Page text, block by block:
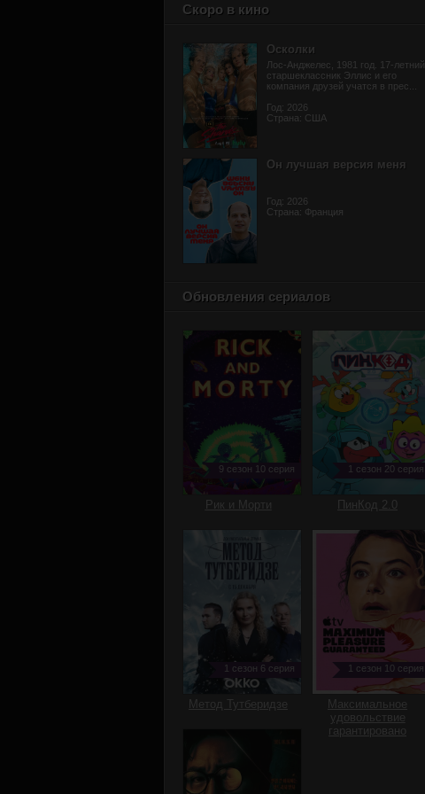
Скоро в кино
Осколки
Лос-Анджелес, 1981 год. 17-летний
старшеклассник Эллис и его
компания друзей учатся в прес...
Год: 2026
Страна: США
Он лучшая версия меня
Год: 2026
Страна: Франция
Обновления сериалов
9 сезон 10 серия
Рик и Морти
1 сезон 20 серия
ПинКод 2.0
1 сезон 6 серия
Метод Тутберидзе
1 сезон 10 серия
Максимальное
удовольствие
гарантировано